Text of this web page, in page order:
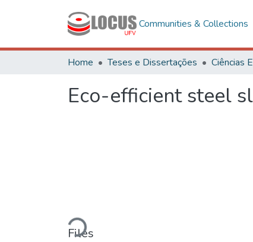
Communities & Collections
Home Teses e Dissertações
Eco-efficient steel
Loading...
Files